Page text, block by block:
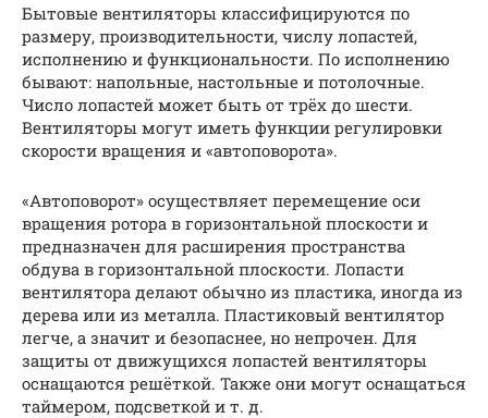
Бытовые вентиляторы классифицируются по
размеру, производительности, числу лопастей,
исполнению и функциональности. По исполнению
бывают: напольные, настольные и потолочные.
Число лопастей может быть от трёх до шести.
Вентиляторы могут иметь функции регулировки
скорости вращения и «автоповорота».
«Автоповорот» осуществляет перемещение оси
вращения ротора в горизонтальной плоскости и
предназначен для расширения пространства
обдува в горизонтальной плоскости. Лопасти
вентилятора делают обычно из пластика, иногда из
дерева или из металла. Пластиковый вентилятор
легче, а значит и безопаснее, но непрочен. Для
защиты от движущихся лопастей вентиляторы
оснащаются решёткой. Также они могут оснащаться
таймером, подсветкой и т. д.